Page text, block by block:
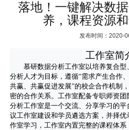
落地！一键解决数
养，课程资源
发布时间：2020-
工作室简
慕研数据分析工作室以培养复合
分析人才为目标，遵循“需求产生合作
共赢、共赢促进发展”的校企合作机制
密的合作关系。工作室配备专职师资
分析工作室是一个交流、分享学习的
议工作室建设和学员遴选方案，并择
作室学习，工作室内置完整的课程体